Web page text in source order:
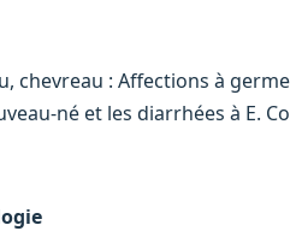
chevreau : Affections à
né et les diarrhées à E.